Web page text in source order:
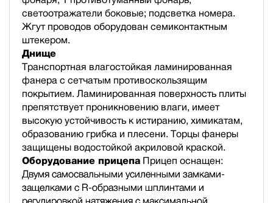
светоотражатели боковые; подсветка номера.
Жгут проводов оборудован семиконтактным
штекером.
Днище
Транспортная влагостойкая ламинированная
фанера с сетчатым противоскользящим
покрытием. Ламинированная поверхность плиты
препятствует проникновению влаги, имеет
высокую устойчивость к истиранию, химикатам,
образованию грибка и плесени. Торцы фанеры
защищены водостойкой акриловой краской.
Оборудование прицепа Прицеп оснащен:
Двумя самосвальными усиленными замками-
защелками с R-образными шплинтами и
регулировкой натяжения с максимальной